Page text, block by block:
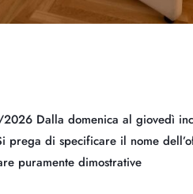
Dalla domenica al giovedì
prega di specificare il nome
puramente dimostrative